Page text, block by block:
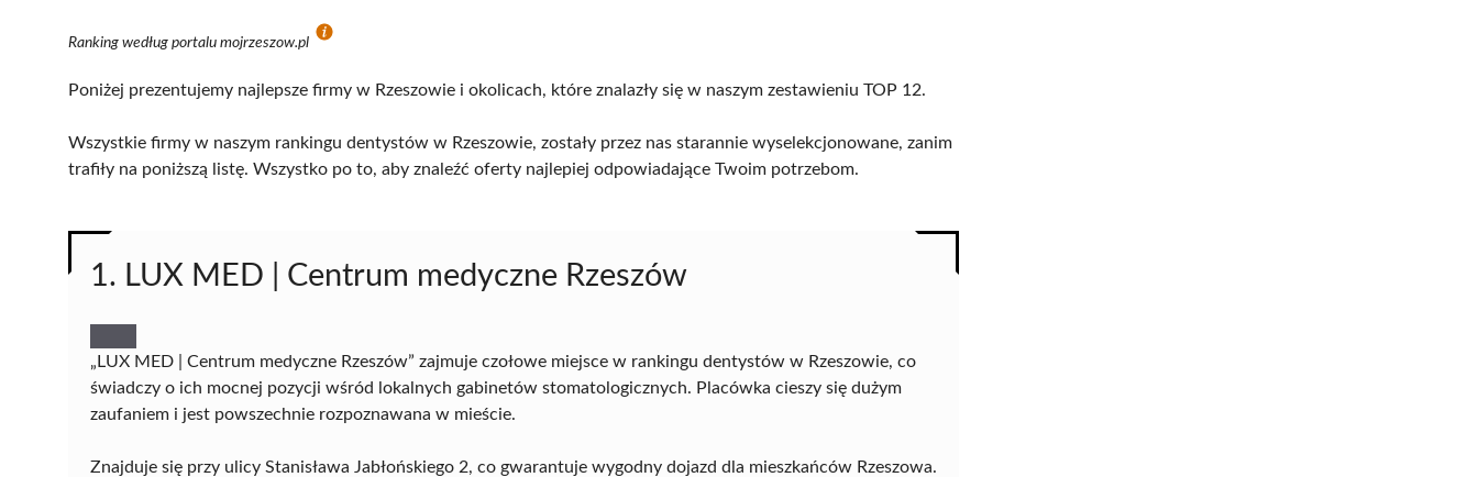
Ranking według portalu mojrzeszow.pl
Poniżej prezentujemy najlepsze firmy w Rzeszowie i okolicach, które znalazły się w naszym zestawieniu TOP 12.
Wszystkie firmy w naszym rankingu dentystów w Rzeszowie, zostały przez nas starannie wyselekcjonowane, zanim
trafiły na poniższą listę. Wszystko po to, aby znaleźć oferty najlepiej odpowiadające Twoim potrzebom.
1. LUX MED | Centrum medyczne Rzeszów
„LUX MED | Centrum medyczne Rzeszów” zajmuje czołowe miejsce w rankingu dentystów w Rzeszowie, co
świadczy o ich mocnej pozycji wśród lokalnych gabinetów stomatologicznych. Placówka cieszy się dużym
zaufaniem i jest powszechnie rozpoznawana w mieście.
Znajduje się przy ulicy Stanisława Jabłońskiego 2, co gwarantuje wygodny dojazd dla mieszkańców Rzeszowa.